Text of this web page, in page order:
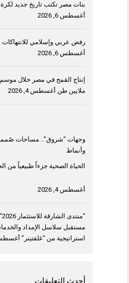
بنات مصر تكتب تاريخ جديد لكرة
أغسطس 6, 2026
رفض عربي وإسلامي للانتهاكات
أغسطس 6, 2026
ملايين طن أغسطس 4, 2026
وجهات “شروق”.. مساحات
وأنماط
الحياة الصحية جزءاً طبيعياً من
أغسطس 4, 2026
مستقبل سلاسل الإمداد
استراتيجية من “غلفتينر” أغسطس 4,
أحدث التعليقات